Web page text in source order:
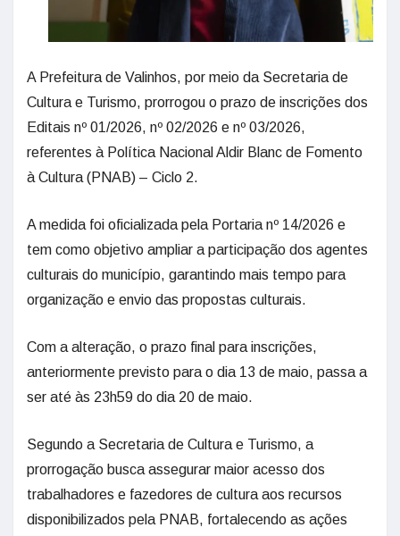
A Prefeitura de Valinhos, por meio da Secretaria de
Cultura e Turismo, prorrogou o prazo de inscrições dos
Editais nº 01/2026, nº 02/2026 e nº 03/2026,
referentes à Política Nacional Aldir Blanc de Fomento
à Cultura (PNAB) – Ciclo 2.
A medida foi oficializada pela Portaria nº 14/2026 e
tem como objetivo ampliar a participação dos agentes
culturais do município, garantindo mais tempo para
organização e envio das propostas culturais.
Com a alteração, o prazo final para inscrições,
anteriormente previsto para o dia 13 de maio, passa a
ser até às 23h59 do dia 20 de maio.
Segundo a Secretaria de Cultura e Turismo, a
prorrogação busca assegurar maior acesso dos
trabalhadores e fazedores de cultura aos recursos
disponibilizados pela PNAB, fortalecendo as ações